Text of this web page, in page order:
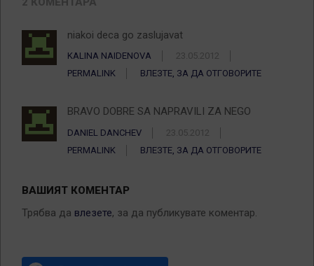
niakoi deca go zaslujavat
KALINA NAIDENOVA
23.05.2012
PERMALINK
ВЛЕЗТЕ, ЗА ДА ОТГОВОРИТЕ
BRAVO DOBRE SA NAPRAVILI ZA NEGO
DANIEL DANCHEV
23.05.2012
PERMALINK
ВЛЕЗТЕ, ЗА ДА ОТГОВОРИТЕ
ВАШИЯТ КОМЕНТАР
Трябва да влезете, за да публикувате коментар.